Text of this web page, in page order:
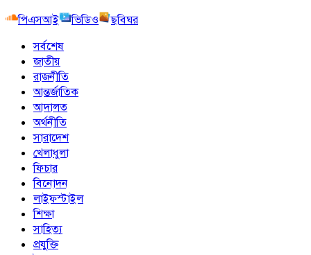
পিএসআই
ভিডিও
ছবিঘর
সর্বশেষ
জাতীয়
রাজনীতি
আন্তর্জাতিক
আদালত
অর্থনীতি
সারাদেশ
খেলাধুলা
ফিচার
বিনোদন
লাইফস্টাইল
শিক্ষা
সাহিত্য
প্রযুক্তি